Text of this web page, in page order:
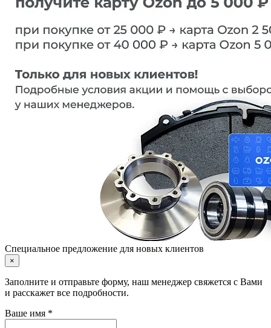
Специальное предложение для новых клиентов
×
Заполните и отправьте форму, наш менеджер свяжется с Вами
и расскажет все подробности.
Ваше имя *